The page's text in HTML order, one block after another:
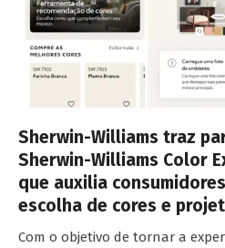
Sherwin-Williams traz
Sherwin-Williams Color
que auxilia
escolha de cores e
Com o objetivo de tornar a